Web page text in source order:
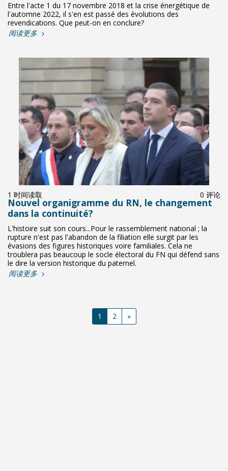
Entre l'acte 1 du 17 novembre 2018 et la crise énergétique de
l'automne 2022, il s'en est passé des évolutions des
revendications. Que peut-on en conclure?
阅读更多
1 时间读取 0 评论
Nouvel organigramme du RN, le changement
dans la continuité?
L'histoire suit son cours...Pour le rassemblement national ; la
rupture n'est pas l'abandon de la filiation elle surgit par les
évasions des figures historiques voire familiales. Cela ne
troublera pas beaucoup le socle électoral du FN qui défend sans
le dire la version historique du paternel.
阅读更多
1 2 »